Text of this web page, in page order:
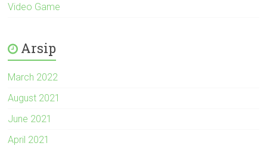
Video Game
Arsip
March 2022
August 2021
June 2021
April 2021